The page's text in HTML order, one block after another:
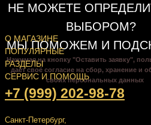
НЕ МОЖЕТЕ
ВЫБОРОМ?
МЫ ПОМОЖЕМ И
Нажимая на кнопку "Оставить заявку",
даёт своё согласие на сбор, хранение и
своих персональных данных
О МАГАЗИНЕ
ПОПУЛЯРНЫЕ
РАЗДЕЛЫ
СЕРВИС И ПОМОЩЬ
+7 (999) 202-98-78
Санкт-Петербург,